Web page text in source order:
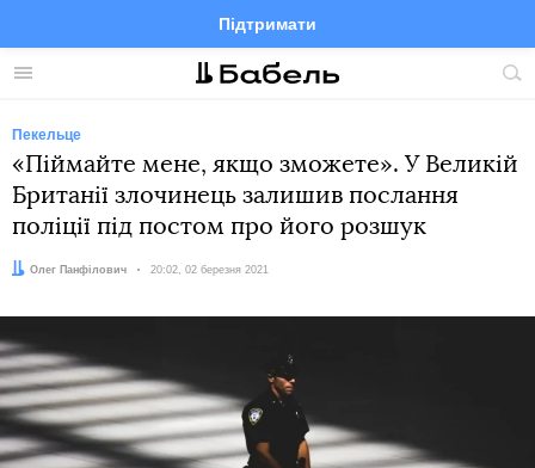
Меню
Підтримати
FacebookTelegramTwitter
Пекельце
«Піймайте мене, якщо зможете». У Великій
Британії злочинець залишив послання
поліції під постом про його розшук
Автор:
Олег Панфілович Дата:
20:02, 02 березня 2021